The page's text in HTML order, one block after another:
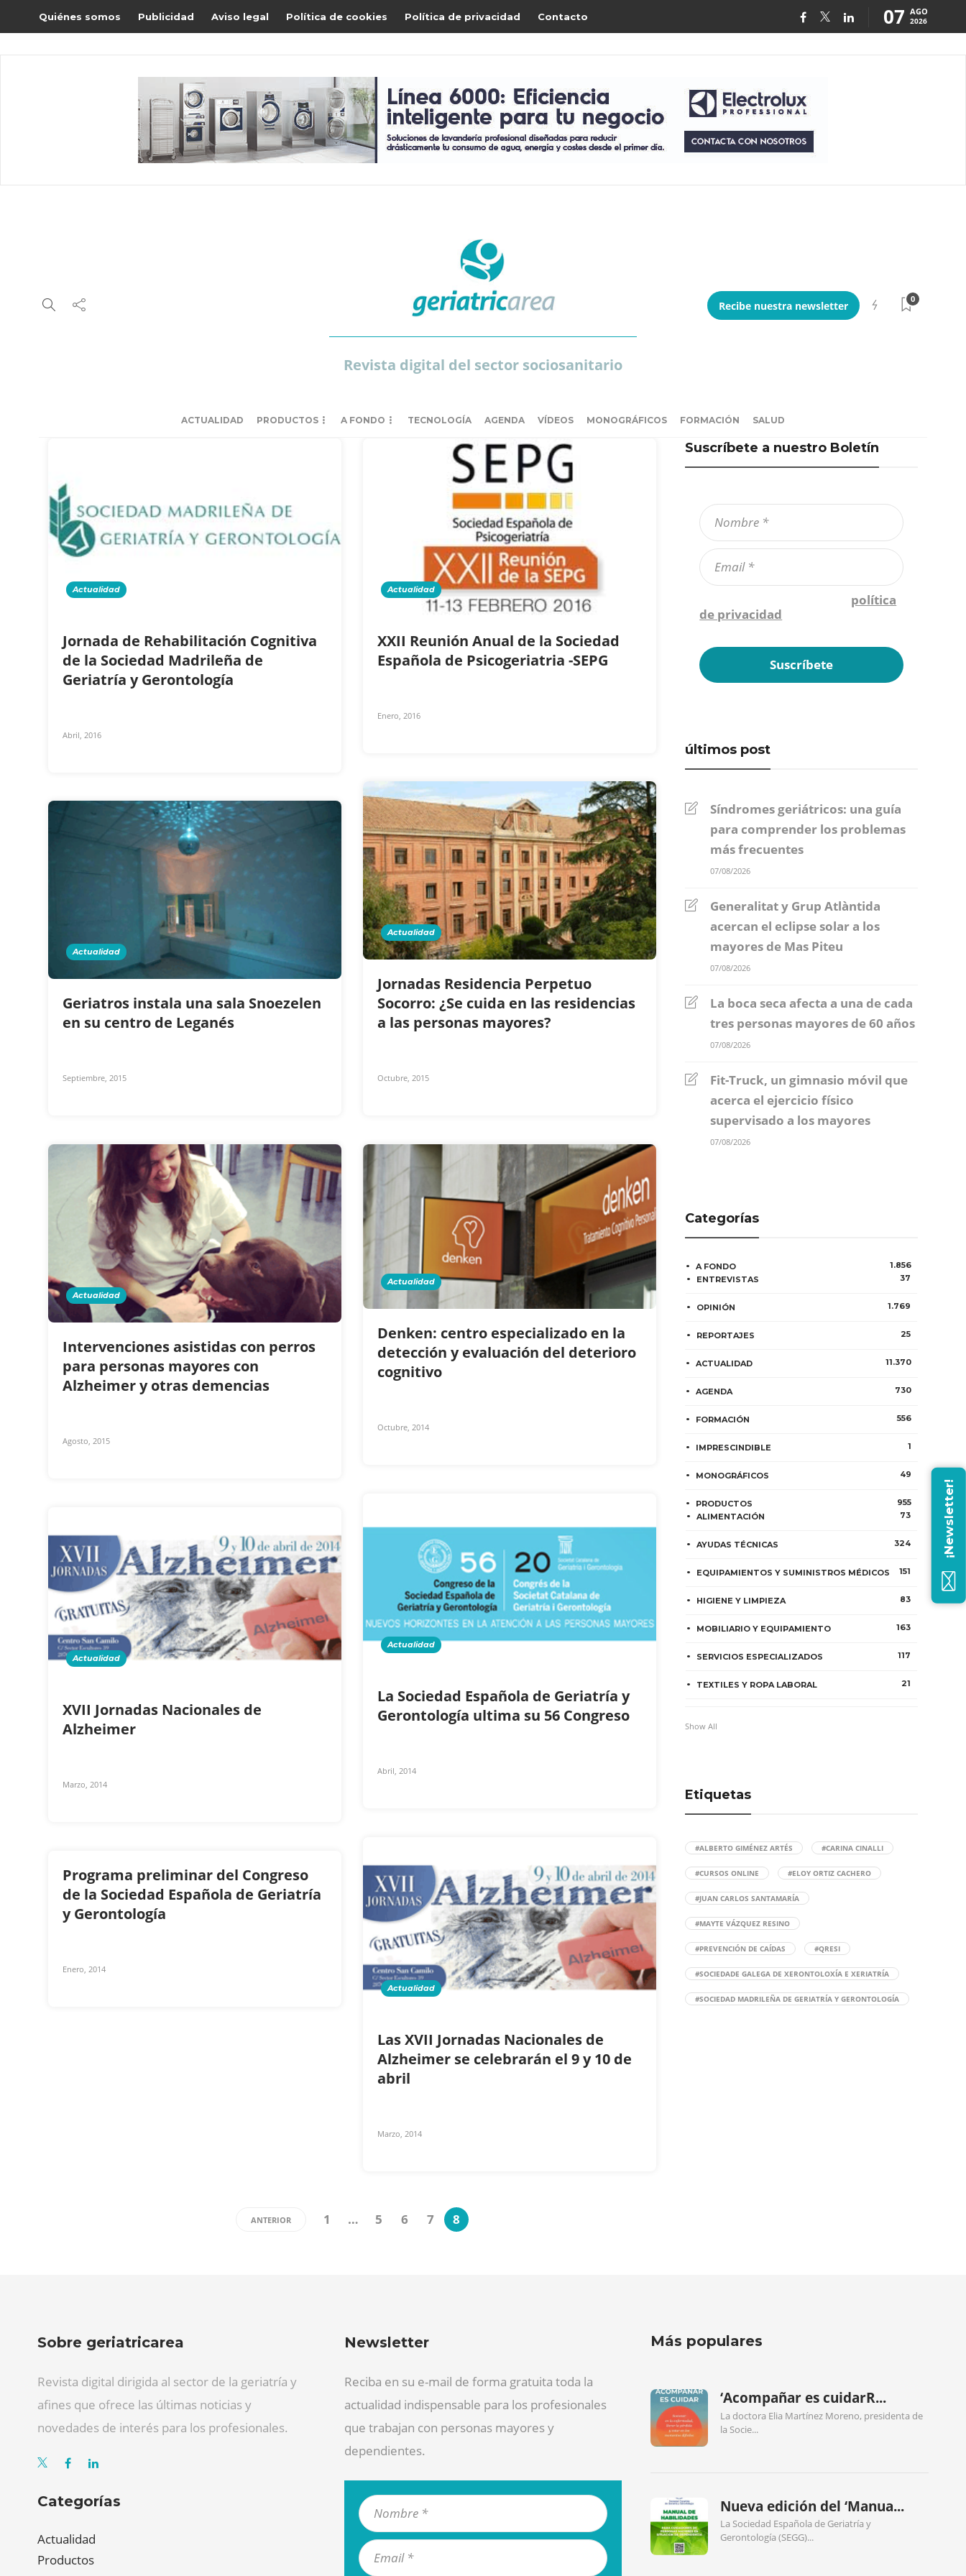
Quiénes somos Publicidad Aviso legal Política de cookies Política de privacidad Contacto 07 AGO
2026
Revista digital del sector sociosanitario
Recibe nuestra newsletter
0
ACTUALIDAD PRODUCTOS A FONDO TECNOLOGÍA AGENDA VÍDEOS MONOGRÁFICOS FORMACIÓN SALUD
Actualidad
Jornada de Rehabilitación Cognitiva
de la Sociedad Madrileña de
Geriatría y Gerontología
Abril, 2016
Actualidad
XXII Reunión Anual de la Sociedad
Española de Psicogeriatria -SEPG
Enero, 2016
Actualidad
Jornadas Residencia Perpetuo
Socorro: ¿Se cuida en las residencias
a las personas mayores?
Octubre, 2015
Actualidad
Geriatros instala una sala Snoezelen
en su centro de Leganés
Septiembre, 2015
Actualidad
Intervenciones asistidas con perros
para personas mayores con
Alzheimer y otras demencias
Agosto, 2015
Actualidad
Denken: centro especializado en la
detección y evaluación del deterioro
cognitivo
Octubre, 2014
Actualidad
La Sociedad Española de Geriatría y
Gerontología ultima su 56 Congreso
Abril, 2014
Actualidad
XVII Jornadas Nacionales de
Alzheimer
Marzo, 2014
Actualidad
Las XVII Jornadas Nacionales de
Alzheimer se celebrarán el 9 y 10 de
abril
Marzo, 2014
Programa preliminar del Congreso
de la Sociedad Española de Geriatría
y Gerontología
Enero, 2014
ANTERIOR 1 … 5 6 7 8
Suscríbete a nuestro Boletín
política
de privacidad
últimos post
Síndromes geriátricos: una guía
para comprender los problemas
más frecuentes
07/08/2026
Generalitat y Grup Atlàntida
acercan el eclipse solar a los
mayores de Mas Piteu
07/08/2026
La boca seca afecta a una de cada
tres personas mayores de 60 años
07/08/2026
Fit-Truck, un gimnasio móvil que
acerca el ejercicio físico
supervisado a los mayores
07/08/2026
Categorías
A FONDO
1.856
ENTREVISTAS
37
OPINIÓN 1.769
REPORTAJES 25
ACTUALIDAD 11.370
AGENDA 730
FORMACIÓN 556
IMPRESCINDIBLE 1
MONOGRÁFICOS 49
PRODUCTOS
955
ALIMENTACIÓN
73
AYUDAS TÉCNICAS 324
EQUIPAMIENTOS Y SUMINISTROS MÉDICOS 151
HIGIENE Y LIMPIEZA 83
MOBILIARIO Y EQUIPAMIENTO 163
SERVICIOS ESPECIALIZADOS 117
TEXTILES Y ROPA LABORAL 21
Show All
Etiquetas
#ALBERTO GIMÉNEZ ARTÉS #CARINA CINALLI
#CURSOS ONLINE #ELOY ORTIZ CACHERO
#JUAN CARLOS SANTAMARÍA
#MAYTE VÁZQUEZ RESINO
#PREVENCIÓN DE CAÍDAS #QRESI
#SOCIEDADE GALEGA DE XERONTOLOXÍA E XERIATRÍA
#SOCIEDAD MADRILEÑA DE GERIATRÍA Y GERONTOLOGÍA
Sobre geriatricarea
Revista digital dirigida al sector de la geriatría y
afines que ofrece las últimas noticias y
novedades de interés para los profesionales.
Categorías
Actualidad
Productos
Newsletter
Reciba en su e-mail de forma gratuita toda la
actualidad indispensable para los profesionales
que trabajan con personas mayores y
dependientes.
Más populares
‘Acompañar es cuidarR...
La doctora Elia Martínez Moreno, presidenta de
la Socie...
Nueva edición del ‘Manua...
La Sociedad Española de Geriatría y
Gerontología (SEGG)...
¡Newsletter!